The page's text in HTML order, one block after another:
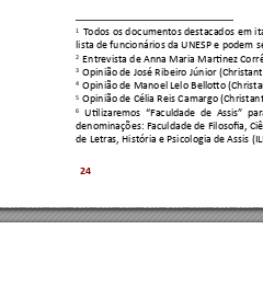
24
1 Todos os documentos destacados em
lista de funcionários da UNESP e podem
2 Entrevista de Anna Maria Martinez
3 Opinião de José Ribeiro Júnior
4 Opinião de Manoel Lelo Bellotto
5 Opinião de Célia Reis Camargo
6 Utilizaremos “Faculdade de Assis”
denominações: Faculdade de Filosofia,
de Letras, História e Psicologia de Assis